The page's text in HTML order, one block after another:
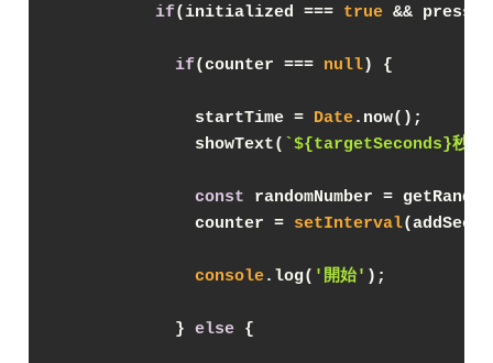
if(initialized === true &&
if(counter === null) {
              startTime =
Date.now();
              showText(
`${targetSeconds}秒で
const randomNumber =
              counter =
setInterval
console.log( '開始' );
            }
else {